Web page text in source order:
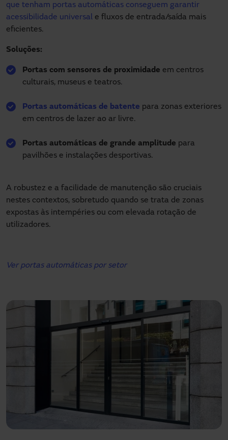
que tenham portas automáticas conseguem garantir
acessibilidade universal e fluxos de entrada/saída mais
eficientes.
Soluções:
Portas com sensores de proximidade em centros
culturais, museus e teatros.
Portas automáticas de batente para zonas exteriores
em centros de lazer ao ar livre.
Portas automáticas de grande amplitude para
pavilhões e instalações desportivas.
A robustez e a facilidade de manutenção são cruciais
nestes contextos, sobretudo quando se trata de zonas
expostas às intempéries ou com elevada rotação de
utilizadores.
Ver portas automáticas por setor